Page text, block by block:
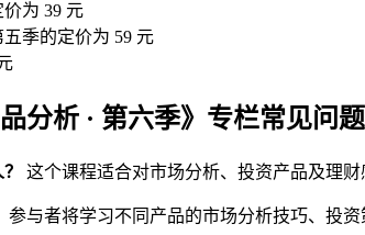
为 39 元
季的定价为 59 元
分析 · 第六季》专栏常见问题
这个课程适合对市场分析、投资产品及理
参与者将学习不同产品的市场分析技巧、投